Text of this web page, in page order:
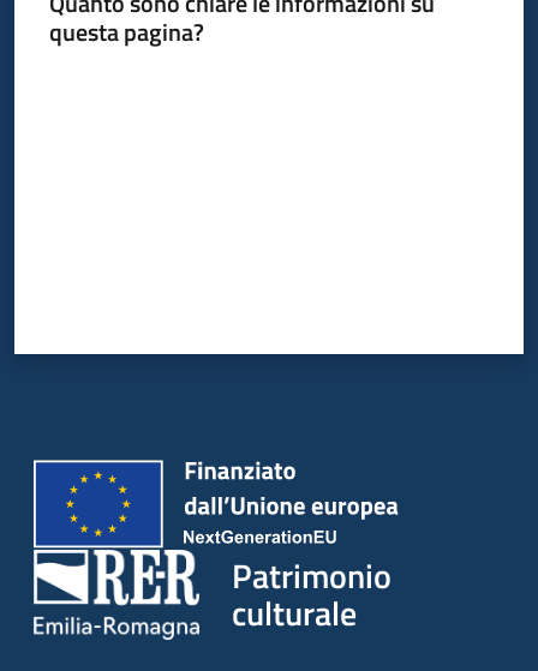
questa pagina?
Patrimonio
culturale